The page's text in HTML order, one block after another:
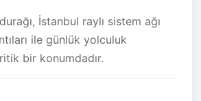
İstanbul raylı sistem ağı
ile günlük yolculuk
bir konumdadır.